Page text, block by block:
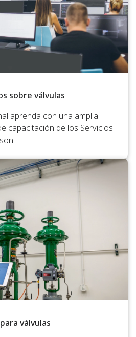
sobre válvulas
aprenda con una amplia
capacitación de los Servicios
válvulas